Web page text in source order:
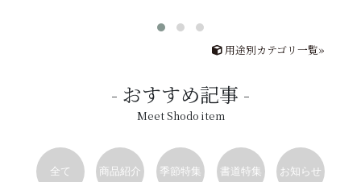
用途別カテゴリ一覧»
おすすめ記事
Meet Shodo item
全て 商品紹介 季節特集 書道特集 お知らせ